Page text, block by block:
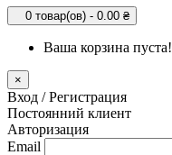
0 товар(ов) - 0.00 ₴
Ваша корзина пуста!
×
Вход / Регистрация
Постоянний клиент
Авторизация
Email